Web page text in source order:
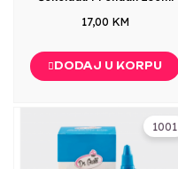
17,00 KM
DODAJ U KORPU
1001